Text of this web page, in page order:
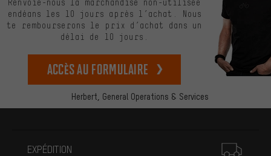
Herbert, General Operations & Services
Renvoie-nous la marchandise non-utilisée
endéans les 10 jours après l’achat. Nous
te rembourserons le prix d’achat dans un
délai de 10 jours.
Accès au formulaire
EXPÉDITION